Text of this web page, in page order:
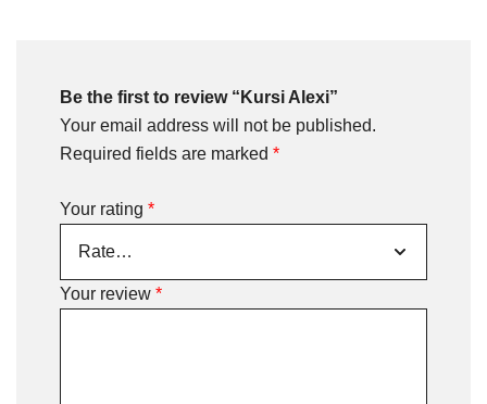
Be the first to review “Kursi Alexi”
Your email address will not be published.
Required fields are marked *
Your rating *
Your review *